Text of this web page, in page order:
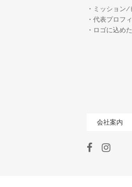
ミッション/
代表プロフ
ロゴに込め
会社案内